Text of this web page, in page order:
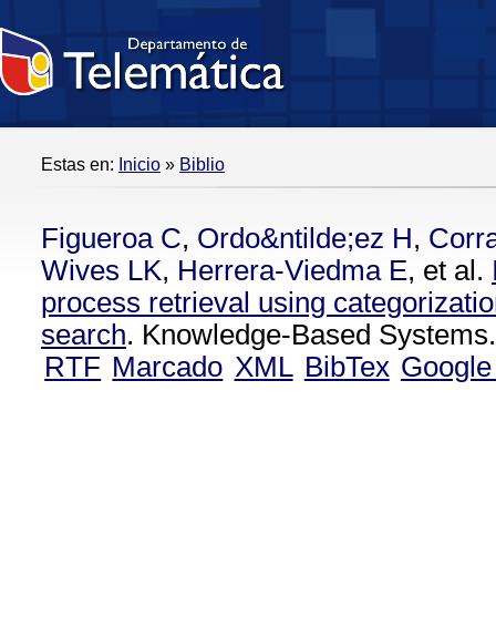
Estas en: Inicio » Biblio
Figueroa C, Ordo&ntilde;ez H,
Wives LK, Herrera-Viedma E, et al.
process retrieval using
search. Knowledge-Based
RTF Marcado XML BibTex